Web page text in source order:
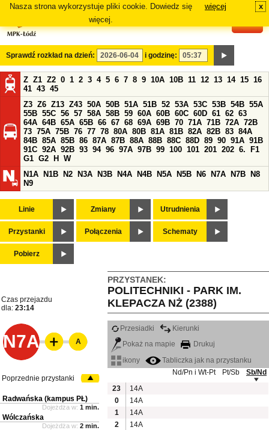
Nasza strona wykorzystuje pliki cookie. Dowiedz się
więcej.
więcej x
Sprawdź rozkład na dzień: i godzinę:
Z Z1 Z2 0 1 2 3 4 5 6 7 8 9 10A 10B 11 12 13 14 15 16
41 43 45
Z3 Z6 Z13 Z43 50A 50B 51A 51B 52 53A 53C 53B 54B 55A
55B 55C 56 57 58A 58B 59 60A 60B 60C 60D 61 62 63
64A 64B 65A 65B 66 67 68 69A 69B 70 71A 71B 72A 72B
73 75A 75B 76 77 78 80A 80B 81A 81B 82A 82B 83 84A
84B 85A 85B 86 87A 87B 88A 88B 88C 88D 89 90 91A 91B
91C 92A 92B 93 94 96 97A 97B 99 100 101 201 202 6.
F1
G1 G2 H
W
N1A
N1B N2 N3A N3B N4A N4B N5A N5B N6 N7A N7B
N8
N9
Linie Zmiany Utrudnienia
Przystanki Połączenia Schematy
Pobierz
PRZYSTANEK:
POLITECHNIKI - PARK IM.
KLEPACZA NŻ (2388)
Czas przejazdu
dla: 23:14
N7A
Przesiadki
Kierunki
Pokaż na mapie
Drukuj
ikony
Tabliczka jak na przystanku
Nd/Pn i Wt-Pt
Pt/Sb
Sb/Nd
23
14A
0
14A
1
14A
2
14A
A
Poprzednie przystanki
Radwańska (kampus PŁ)
Dojeżdża w: 1 min.
Wólczańska
Dojeżdża w: 2 min.